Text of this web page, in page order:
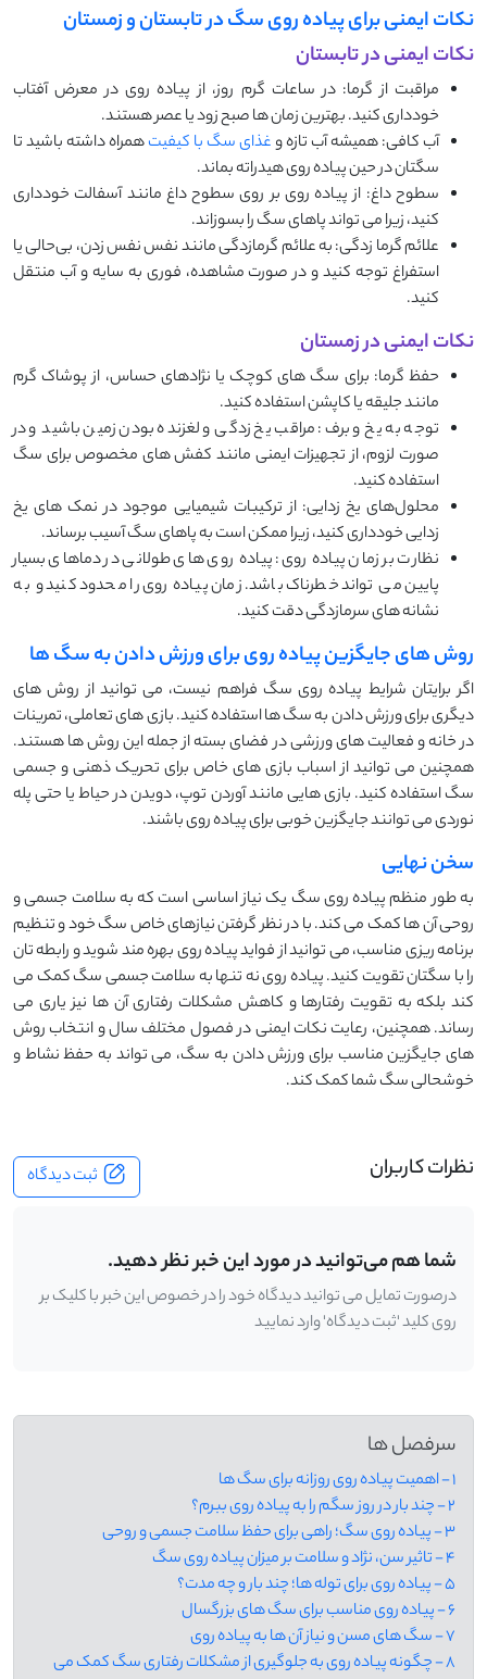
نکات ایمنی برای پیاده ‌روی سگ‌ در تابستان و زمستان
نکات ایمنی در تابستان
مراقبت از گرما: در ساعات گرم روز، از پیاده‌ روی در معرض آفتاب
خودداری کنید. بهترین زمان ‌ها صبح زود یا عصر هستند.
آب کافی: همیشه آب تازه وغذای سگ با کیفیتهمراه داشته باشید تا
سگتان در حین پیاده‌ روی هیدراته بماند.
سطوح داغ: از پیاده‌ روی بر روی سطوح داغ مانند آسفالت خودداری
کنید، زیرا می ‌تواند پاهای سگ را بسوزاند.
علائم گرما زدگی: به علائم گرمازدگی مانند نفس ‌نفس زدن، بی‌حالی یا
استفراغ توجه کنید و در صورت مشاهده، فوری به سایه و آب منتقل
کنید.
نکات ایمنی در زمستان
حفظ گرما: برای سگ ‌های کوچک یا نژادهای حساس، از پوشاک گرم
مانند جلیقه یا کاپشن استفاده کنید.
توجه به یخ و برف: مراقب یخ ‌زدگی و لغزنده بودن زمین باشید و در
صورت لزوم، از تجهیزات ایمنی مانند کفش ‌های مخصوص برای سگ
استفاده کنید.
محلول‌های یخ‌ زدایی: از ترکیبات شیمیایی موجود در نمک ‌های یخ‌
زدایی خودداری کنید، زیرا ممکن است به پاهای سگ آسیب برساند.
نظارت بر زمان پیاده‌ روی: پیاده‌ روی ‌های طولانی در دماهای بسیار
پایین می ‌تواند خطرناک باشد. زمان پیاده ‌روی را محدود کنید و به
نشانه ‌های سرمازدگی دقت کنید.
روش ‌های جایگزین پیاده ‌روی برای ورزش دادن به سگ ‌ها
اگر برایتان شرایط پیاده‌ روی سگ فراهم نیست، می ‌توانید از روش‌ های
دیگری برای ورزش دادن به سگ ‌ها استفاده کنید. بازی ‌های تعاملی، تمرینات
در خانه و فعالیت ‌های ورزشی در فضای بسته از جمله این روش ‌ها هستند.
همچنین می ‌توانید از اسباب ‌بازی‌ های خاص برای تحریک ذهنی و جسمی
سگ استفاده کنید. بازی ‌هایی مانند آوردن توپ، دویدن در حیاط یا حتی پله
‌نوردی می ‌توانند جایگزین خوبی برای پیاده ‌روی باشند.
سخن نهایی
به طور منظم پیاده‌ روی سگ یک نیاز اساسی است که به سلامت جسمی و
روحی آن ‌ها کمک می ‌کند. با در نظر گرفتن نیازهای خاص سگ خود و تنظیم
برنامه ‌ریزی مناسب، می‌ توانید از فواید پیاده‌ روی بهره‌ مند شوید و رابطه‌ تان
را با سگتان تقویت کنید. پیاده ‌روی نه تنها به سلامت جسمی سگ کمک می‌
کند بلکه به تقویت رفتارها و کاهش مشکلات رفتاری آن ‌ها نیز یاری می
‌رساند. همچنین، رعایت نکات ایمنی در فصول مختلف سال و انتخاب روش‌
های جایگزین مناسب برای ورزش دادن به سگ، می ‌تواند به حفظ نشاط و
خوشحالی سگ شما کمک کند.
نظرات کاربران ثبت دیدگاه
شما هم می‌توانید در مورد این خبر نظر دهید.
درصورت تمایل می توانید دیدگاه خود را در خصوص این خبر با کلیک بر
روی کلید 'ثبت دیدگاه' وارد نمایید
سرفصل ها
1 - اهمیت پیاده‌ روی روزانه برای سگ ‌ها
2 - چند بار در روز سگم را به پیاده ‌روی ببرم؟
3 - پیاده‌ روی سگ؛ راهی برای حفظ سلامت جسمی و روحی
4 - تاثیر سن، نژاد و سلامت بر میزان پیاده ‌روی سگ
5 - پیاده ‌روی برای توله‌ ها؛ چند بار و چه مدت؟
6 - پیاده‌ روی مناسب برای سگ ‌های بزرگسال
7 - سگ‌ های مسن و نیاز آن ‌ها به پیاده ‌روی
8 - چگونه پیاده‌ روی به جلوگیری از مشکلات رفتاری سگ کمک می